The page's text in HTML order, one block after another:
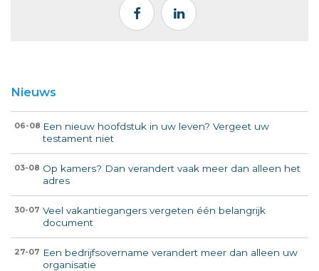
Nieuws
06-08 Een nieuw hoofdstuk in uw leven? Vergeet uw
testament niet
03-08 Op kamers? Dan verandert vaak meer dan alleen het
adres
30-07 Veel vakantiegangers vergeten één belangrijk
document
27-07 Een bedrijfsovername verandert meer dan alleen uw
organisatie